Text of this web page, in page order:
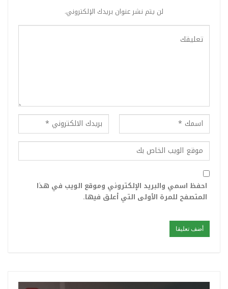
لن يتم نشر عنوان بريدك الإلكتروني.
احفظ اسمي والبريد الإلكتروني وموقع الويب في هذا
المتصفح للمرة الأولى التي أعلق فيها.